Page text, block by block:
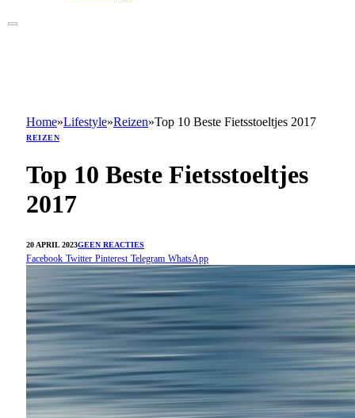
Home»Lifestyle»Reizen»Top 10 Beste Fietsstoeltjes 2017
REIZEN
Top 10 Beste Fietsstoeltjes
2017
20 APRIL 2023GEEN REACTIES
Facebook Twitter Pinterest Telegram WhatsApp